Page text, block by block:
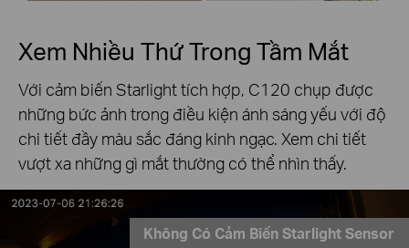
Xem Nhiều Thứ Trong Tầm Mắt
Với cảm biến Starlight tích hợp, C120 chụp được
những bức ảnh trong điều kiện ánh sáng yếu với độ
chi tiết đầy màu sắc đáng kinh ngạc. Xem chi tiết
vượt xa những gì mắt thường có thể nhìn thấy.
Không Có Cảm Biến Starlight Sensor